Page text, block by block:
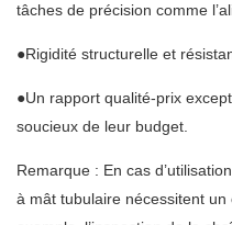
tâches de précision comme
●Rigidité structurelle et
●Un rapport qualité-prix
soucieux de leur budget.
Remarque : En cas
à mât tubulaire nécessitent